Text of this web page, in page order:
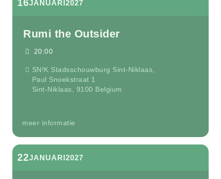
16JANUARI 2027
Rumi the Outsider
20:00
SN!K Stadsschouwburg Sint-Niklaas,
Paul Snoekstraat 1
Sint-Niklaas
9100 Belgium
meer informatie
22JANUARI2027